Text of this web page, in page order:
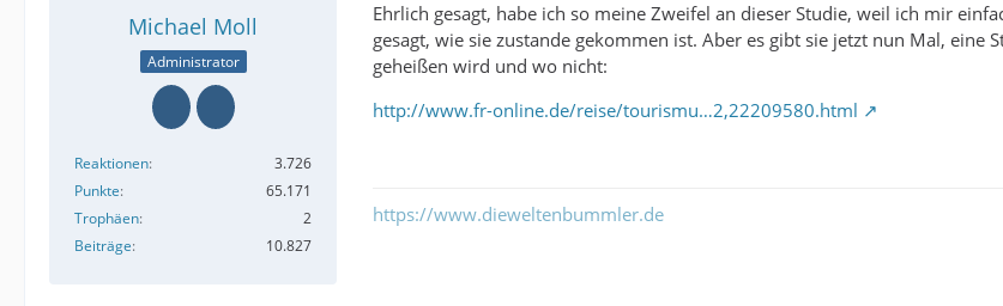
Michael Moll
Administrator
Reaktionen
3.726
Punkte
65.171
Trophäen
2
Beiträge
10.827
Ehrlich gesagt, habe ich so meine Zweifel an dieser Studie, weil ich mir
gesagt, wie sie zustande gekommen ist. Aber es gibt sie jetzt nun Mal,
geheißen wird und wo nicht:
http://www.fr-online.de/reise/tourismu…2,22209580.html
https://www.dieweltenbummler.de